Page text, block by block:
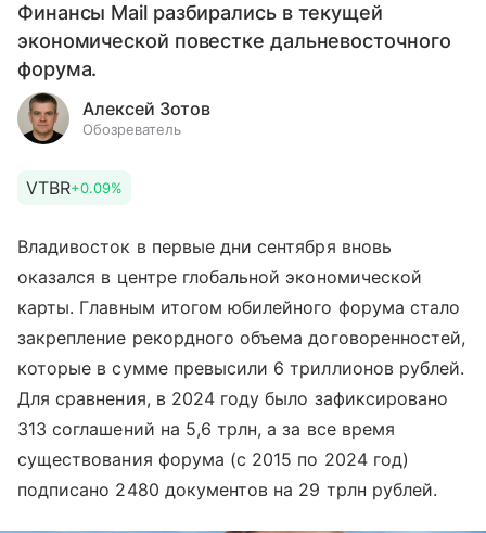
Финансы Mail разбирались в текущей
экономической повестке дальневосточного
форума.
Алексей Зотов
Обозреватель
VTBR+0.09%
Владивосток в первые дни сентября вновь
оказался в центре глобальной экономической
карты. Главным итогом юбилейного форума стало
закрепление рекордного объема договоренностей,
которые в сумме превысили 6 триллионов рублей.
Для сравнения, в 2024 году было зафиксировано
313 соглашений на 5,6 трлн, а за все время
существования форума (с 2015 по 2024 год)
подписано 2480 документов на 29 трлн рублей.